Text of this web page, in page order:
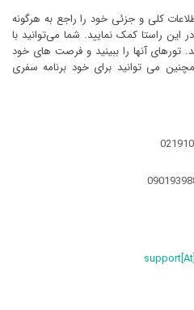
کلی و جزئی خود را راجع به هرگونه
این راستا کمک نمایید. شما می‌توانید با
تورهای آنها را ببینید و فرصت های خود
می توانید برای خود برنامه سفری